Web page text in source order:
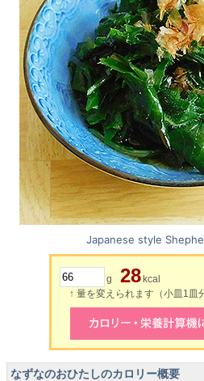
Japanese style
g 28 kcal
↑ 量を変えられます（小皿1皿
なずなのおひたしのカロリー概要